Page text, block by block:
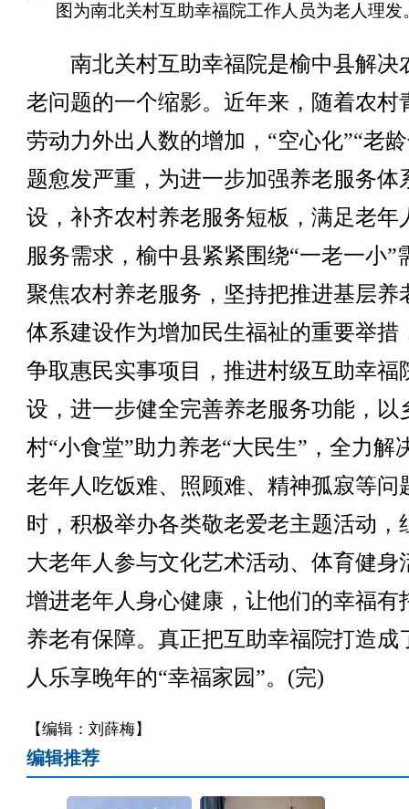
图为南北关村互助幸福院工作人员为老人理发
南北关村互助幸福院是榆中县解决
老问题的一个缩影。近年来，随着农村
劳动力外出人数的增加，“空心化”“老
题愈发严重，为进一步加强养老服务体
设，补齐农村养老服务短板，满足老年
服务需求，榆中县紧紧围绕“一老一小”
聚焦农村养老服务，坚持把推进基层养
体系建设作为增加民生福祉的重要举措
争取惠民实事项目，推进村级互助幸福
设，进一步健全完善养老服务功能，以
村“小食堂”助力养老“大民生”，全力解
老年人吃饭难、照顾难、精神孤寂等问
时，积极举办各类敬老爱老主题活动，
大老年人参与文化艺术活动、体育健身
增进老年人身心健康，让他们的幸福有
养老有保障。真正把互助幸福院打造成
人乐享晚年的“幸福家园”。(完)
【编辑：刘薛梅】
编辑推荐